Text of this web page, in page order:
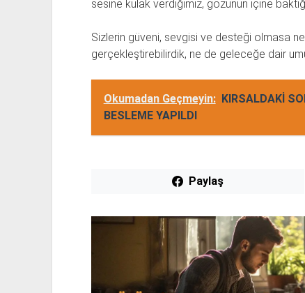
sesine kulak verdiğimiz, gözünün içine
Sizlerin güveni, sevgisi ve desteği olmasa
gerçekleştirebilirdik, ne de geleceğe dair
Okumadan Geçmeyin: KIRSALDAKİ
BESLEME YAPILDI
Paylaş